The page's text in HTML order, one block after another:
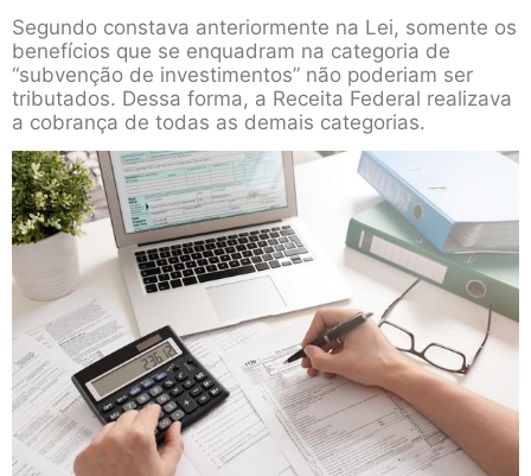
Segundo constava anteriormente na Lei, somente os
benefícios que se enquadram na categoria de
“subvenção de investimentos” não poderiam ser
tributados. Dessa forma, a Receita Federal realizava
a cobrança de todas as demais categorias.